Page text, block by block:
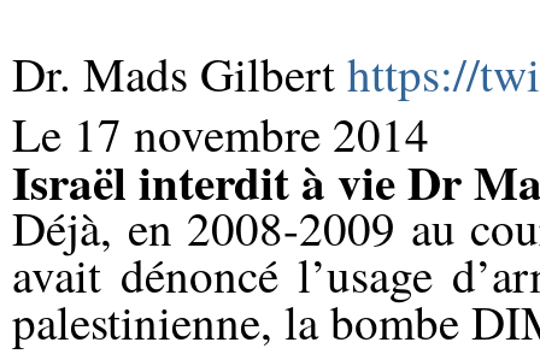
Dr. Mads Gilberthttps://
Le 17 novembre 2014
Israël interdit à vie Dr
Déjà, en 2008-2009 au
avait dénoncé l’usage
palestinienne, la bombe